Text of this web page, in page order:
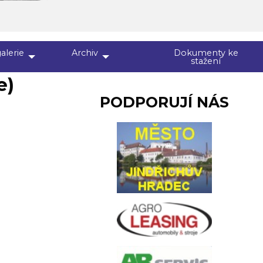
Archiv Dokumenty ke
stažení
PODPORUJÍ NÁS